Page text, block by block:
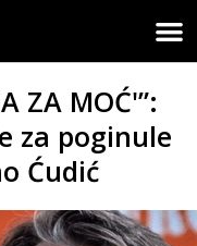
ZA MOĆ'”:
za poginule
Ćudić